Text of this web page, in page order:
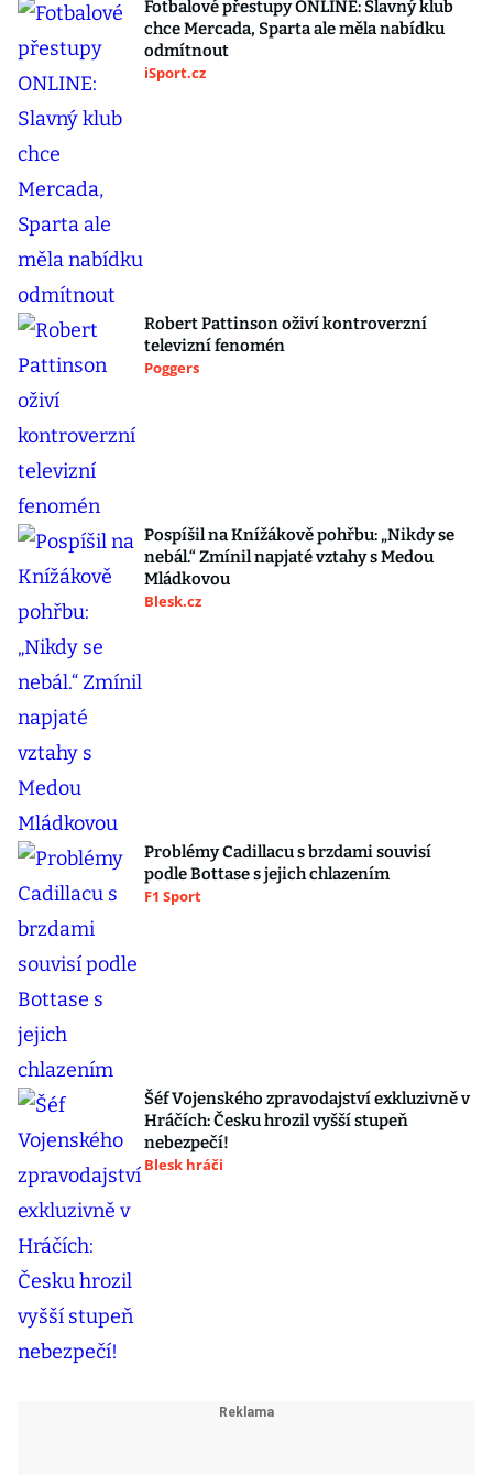
Fotbalové přestupy ONLINE: Slavný klub
chce Mercada, Sparta ale měla nabídku
odmítnout
iSport.cz
Robert Pattinson oživí kontroverzní
televizní fenomén
Poggers
Pospíšil na Knížákově pohřbu: „Nikdy se
nebál.“ Zmínil napjaté vztahy s Medou
Mládkovou
Blesk.cz
Problémy Cadillacu s brzdami souvisí
podle Bottase s jejich chlazením
F1 Sport
Šéf Vojenského zpravodajství exkluzivně v
Hráčích: Česku hrozil vyšší stupeň
nebezpečí!
Blesk hráči